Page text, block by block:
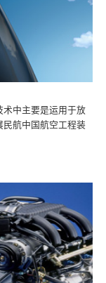
术中主要是运用于放
民航中国航空工程装